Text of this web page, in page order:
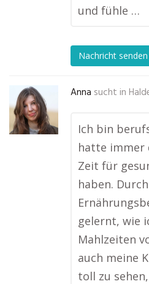
und fühle …
Nachricht senden
Anna sucht in
Ich bin
hatte immer
Zeit für
haben.
gelernt, wie
Mahlzeiten
auch meine
toll zu